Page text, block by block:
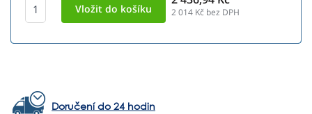
2 014 Kč bez DPH
Doručení do 24 hodin